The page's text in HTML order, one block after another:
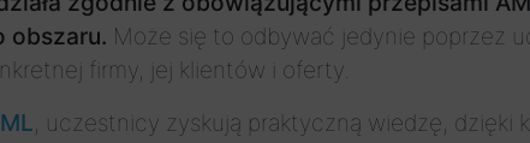
obszaru. Może się to odbywać jedynie poprzez
firmy, jej klientów i oferty.
, uczestnicy zyskują praktyczną wiedzę,